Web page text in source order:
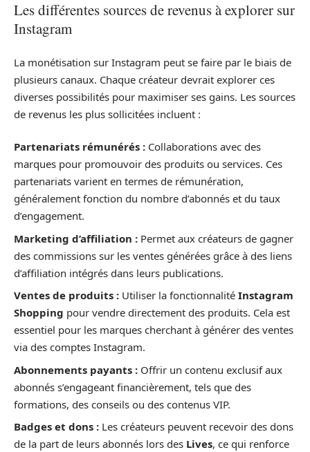
Les différentes sources de revenus à explorer sur
Instagram
La monétisation sur Instagram peut se faire par le biais de
plusieurs canaux. Chaque créateur devrait explorer ces
diverses possibilités pour maximiser ses gains. Les sources
de revenus les plus sollicitées incluent :
Partenariats rémunérés : Collaborations avec des
marques pour promouvoir des produits ou services. Ces
partenariats varient en termes de rémunération,
généralement fonction du nombre d’abonnés et du taux
d’engagement.
Marketing d’affiliation : Permet aux créateurs de gagner
des commissions sur les ventes générées grâce à des liens
d’affiliation intégrés dans leurs publications.
Ventes de produits : Utiliser la fonctionnalité Instagram
Shopping pour vendre directement des produits. Cela est
essentiel pour les marques cherchant à générer des ventes
via des comptes Instagram.
Abonnements payants : Offrir un contenu exclusif aux
abonnés s’engageant financièrement, tels que des
formations, des conseils ou des contenus VIP.
Badges et dons : Les créateurs peuvent recevoir des dons
de la part de leurs abonnés lors des Lives, ce qui renforce